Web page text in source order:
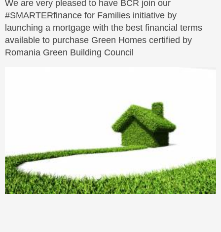
We are very pleased to have BCR join our
#SMARTERfinance for Families initiative by
launching a mortgage with the best financial terms
available to purchase Green Homes certified by
Romania Green Building Council